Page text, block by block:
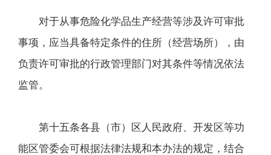
对于从事危险化学品生产经营等涉及许可审批
事项，应当具备特定条件的住所（经营场所），由
负责许可审批的行政管理部门对其条件等情况依法
监管。
第十五条各县（市）区人民政府、开发区等功
能区管委会可根据法律法规和本办法的规定，结合